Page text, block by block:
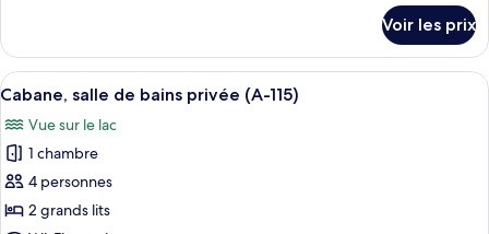
de
bains
(A-
115)
le
type
de
Cabane,
salle
de
bains
privée
(A-
Voir les prix
Afficher
toutes
les
photos
pour
ce
Une rangée de chalets modernes
15
Cabane, salle de bains privée (A-115)
Vue sur le lac
1 chambre
4 personnes
2 grands lits